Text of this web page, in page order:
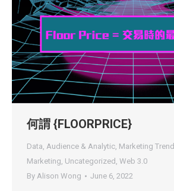
何謂 {FLOORPRICE}
Data, Audience & Analytic, Marketing Trend
Marketing, Uncategorized , Web 3.0
By Alison Wong June 6, 2022